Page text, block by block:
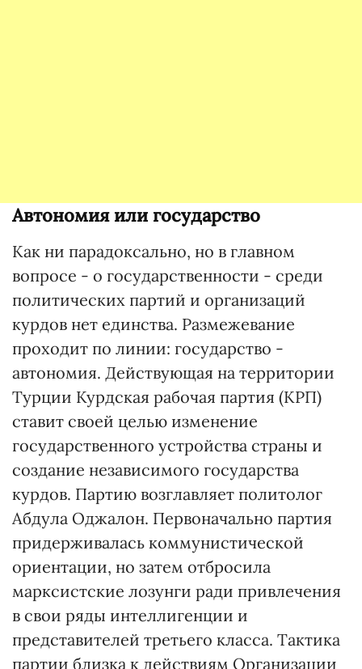
Автономия или государство
Как ни парадоксально, но в главном
вопросе - о государственности - среди
политических партий и организаций
курдов нет единства. Размежевание
проходит по линии: государство -
автономия. Действующая на территории
Турции Курдская рабочая партия (КРП)
ставит своей целью изменение
государственного устройства страны и
создание независимого государства
курдов. Партию возглавляет политолог
Абдула Оджалон. Первоначально партия
придерживалась коммунистической
ориентации, но затем отбросила
марксистские лозунги ради привлечения
в свои ряды интеллигенции и
представителей третьего класса. Тактика
партии близка к действиям Организации